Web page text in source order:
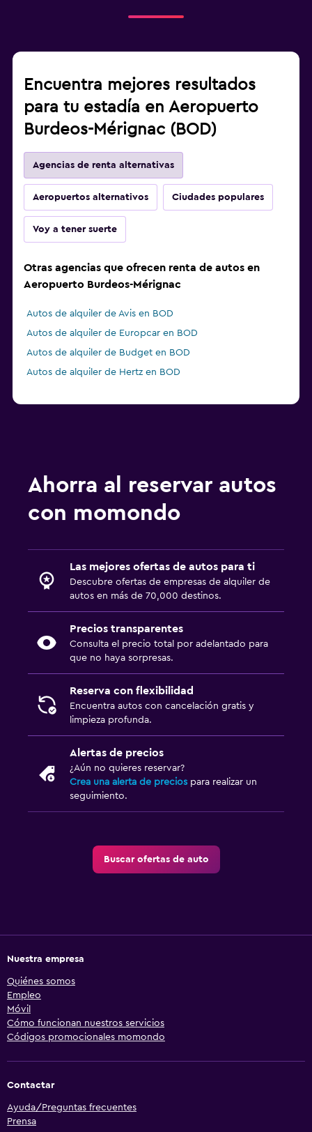
Encuentra mejores resultados
para tu estadía en Aeropuerto
Burdeos-Mérignac (BOD)
Agencias de renta alternativas
Aeropuertos alternativos Ciudades populares
Voy a tener suerte
Otras agencias que ofrecen renta de autos en
Aeropuerto Burdeos-Mérignac
Autos de alquiler de Avis en BOD
Autos de alquiler de Europcar en BOD
Autos de alquiler de Budget en BOD
Autos de alquiler de Hertz en BOD
Ahorra al reservar autos
con momondo
Las mejores ofertas de autos para ti
Descubre ofertas de empresas de alquiler de
autos en más de 70,000 destinos.
Precios transparentes
Consulta el precio total por adelantado para
que no haya sorpresas.
Reserva con flexibilidad
Encuentra autos con cancelación gratis y
limpieza profunda.
Alertas de precios
¿Aún no quieres reservar?
Crea una alerta de precios para realizar un
seguimiento.
Buscar ofertas de auto
Nuestra empresa
Quiénes somos
Empleo
Móvil
Cómo funcionan nuestros servicios
Códigos promocionales momondo
Contactar
Ayuda/Preguntas frecuentes
Prensa